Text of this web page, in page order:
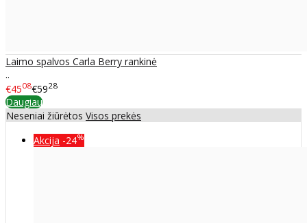
Laimo spalvos Carla Berry rankinė
..
€4508€5928
Daugiau
Neseniai žiūrėtos Visos prekės
Akcija -24%